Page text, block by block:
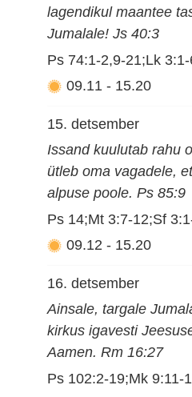
lagendikul maantee
Jumalale! Js 40:3
Ps 74:1-2,9-21;Lk
09.11 - 15.20
15. detsember
Issand kuulutab rahu
ütleb oma vagadele,
alpuse poole. Ps 85:9
Ps 14;Mt 3:7-12;Sf
09.12 - 15.20
16. detsember
Ainsale, targale
kirkus igavesti
Aamen. Rm 16:27
Ps 102:2-19;Mk 9:11-